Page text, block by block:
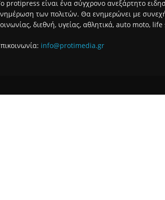
protipress είναι ένα σύγχρονο ανεξάρτητο
των πολιτών. Θα ενημερώνει με συνεχή
διεθνή, υγείας, αθλητικά, auto moto,
info@protimedia.gr